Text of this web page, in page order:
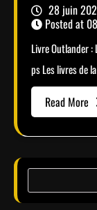
28 juin
Posted at
Livre Outlander :
ps Les livres de
Read More